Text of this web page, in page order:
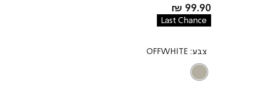
מחיר
מוצר
99.90 ₪
Last Chance
צבע OFFWHITE
OFFWHITE